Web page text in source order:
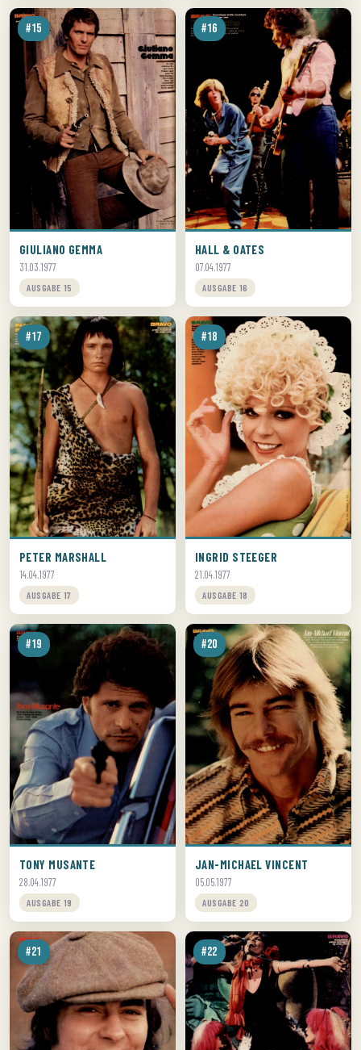
#15
GIULIANO GEMMA
31.03.1977
AUSGABE 15
#16
HALL & OATES
07.04.1977
AUSGABE 16
#17
PETER MARSHALL
14.04.1977
AUSGABE 17
#18
INGRID STEEGER
21.04.1977
AUSGABE 18
#19
TONY MUSANTE
28.04.1977
AUSGABE 19
#20
JAN-MICHAEL VINCENT
05.05.1977
AUSGABE 20
#21 #22